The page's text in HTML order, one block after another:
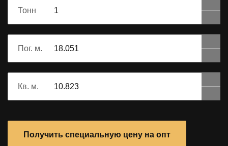
Тонн
Пог. м.
Кв. м.
Получить специальную цену на опт